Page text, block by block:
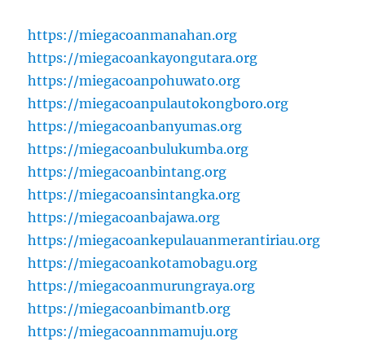
https://miegacoanmanahan.org
https://miegacoankayongutara.org
https://miegacoanpohuwato.org
https://miegacoanpulautokongboro.org
https://miegacoanbanyumas.org
https://miegacoanbulukumba.org
https://miegacoanbintang.org
https://miegacoansintangka.org
https://miegacoanbajawa.org
https://miegacoankepulauanmerantiriau.org
https://miegacoankotamobagu.org
https://miegacoanmurungraya.org
https://miegacoanbimantb.org
https://miegacoannmamuju.org